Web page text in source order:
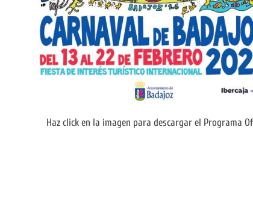
Haz click en la imagen para descargar el Programa